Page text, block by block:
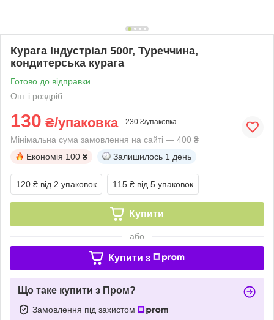
Курага Індустріал 500г, Туреччина,
кондитерська курага
Готово до відправки
Опт і роздріб
130 ₴/упаковка 230 ₴/упаковка
Мінімальна сума замовлення на сайті — 400 ₴
Економія 100 ₴ Залишилось 1 день
120 ₴ від 2 упаковок 115 ₴ від 5 упаковок
Купити
або
Купити з
Що таке купити з Пром?
Замовлення під захистом